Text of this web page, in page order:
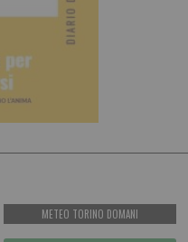
METEO TORINO DOMANI